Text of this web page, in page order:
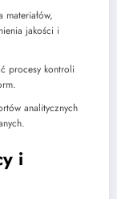
jakości i
procesy kontroli
analitycznych
i